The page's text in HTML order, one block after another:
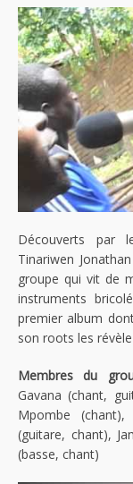
Découverts par
Tinariwen
groupe qui vit de
instruments
premier album
son roots les
Membres du
Gavana (chant,
Mpombe
(guitare, chant),
(basse, chant)